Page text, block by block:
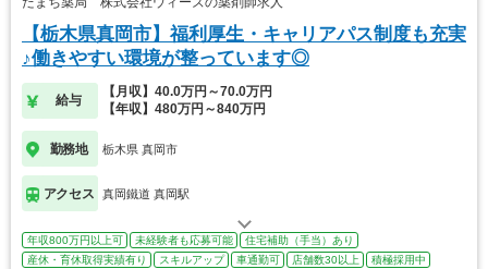
【栃木県真岡市】福利厚生・キャリアパス制度も充実
♪働きやすい環境が整っています◎
給与
【月収】40.0万円～70.0万円
【年収】480万円～840万円
勤務地 栃木県 真岡市
アクセス 真岡鐵道 真岡駅
年収800万円以上可 未経験者も応募可能
住宅補助（手当）あり
産休・育休取得実績有り
スキルアップ 車通勤可 店舗数30以上 積極採用中